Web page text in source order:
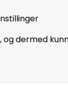
og dermed